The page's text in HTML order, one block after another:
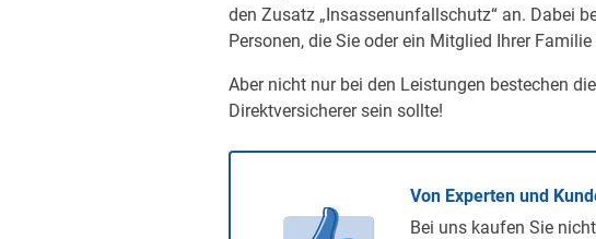
den Zusatz „Insassenunfallschutz“ an. Dabei
Personen, die Sie oder ein Mitglied Ihrer
Aber nicht nur bei den Leistungen bestechen
Direktversicherer sein sollte!
Von Experten und
Bei uns kaufen Sie